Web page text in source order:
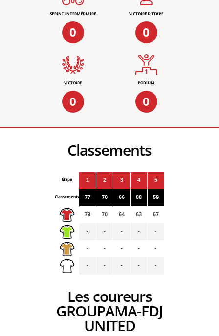
SPRINT INTERMÉDIAIRE
0
VICTOIRE D'ÉTAPE
0
VICTOIRE
0
PODIUM
0
Classements
Étape
Classements
1
77
79
-
-
-
2
70
70
-
-
-
3
66
64
-
-
-
4
88
63
-
-
-
5
59
67
-
-
-
Les coureurs
GROUPAMA-FDJ
UNITED